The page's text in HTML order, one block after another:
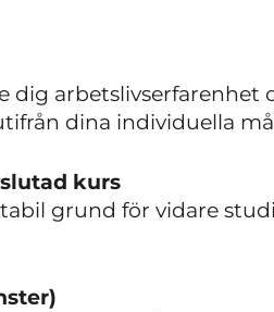
dig arbetslivserfarenhet
dina individuella
kurs
grund för vidare